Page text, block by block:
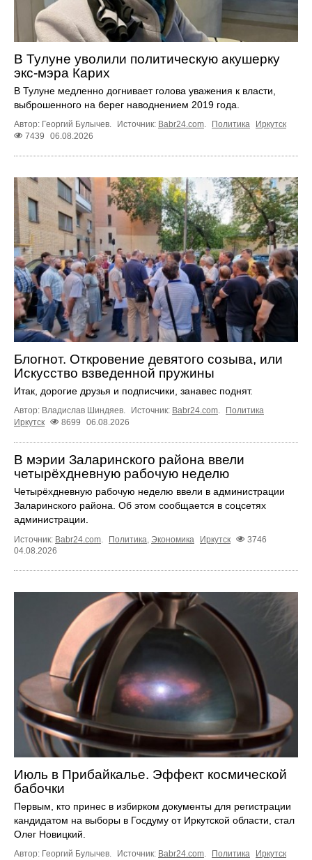
В Тулуне уволили политическую акушерку
экс-мэра Карих
В Тулуне медленно догнивает голова уважения к власти,
выброшенного на берег наводнением 2019 года.
Автор: Георгий Булычев. Источник: Babr24.com Политика
Иркутск
7439
06.08.2026
Блогнот. Откровение девятого созыва, или
Искусство взведенной пружины
Итак, дорогие друзья и подписчики, занавес поднят.
Автор: Владислав Шиндяев. Источник: Babr24.com.
Политика
Иркутск
8699 06.08.2026
В мэрии Заларинского района ввели
четырёхдневную рабочую неделю
Четырёхдневную рабочую неделю ввели в администрации
Заларинского района. Об этом сообщается в соцсетях
администрации.
Источник: Babr24.com. Политика, Экономика Иркутск
3746
04.08.2026
Июль в Прибайкалье. Эффект космической
бабочки
Первым, кто принес в избирком документы для регистрации
кандидатом на выборы в Госдуму от Иркутской области, стал
Олег Новицкий.
Автор: Георгий Булычев. Источник: Babr24.com. Политика
Иркутск